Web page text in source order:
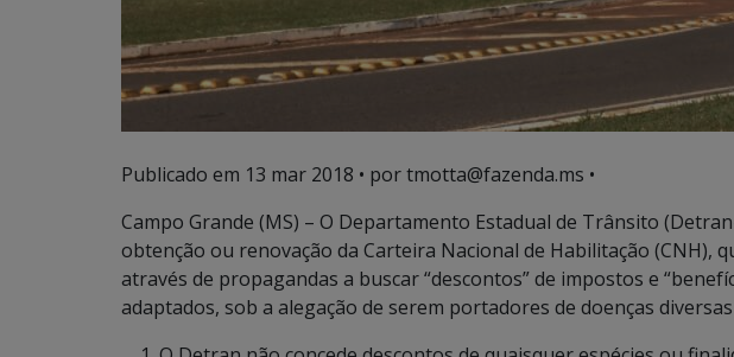
Publicado em 13 mar 2018 • por tmotta@fazenda.ms •
Campo Grande (MS) – O Departamento Estadual de Trânsito
obtenção ou renovação da Carteira Nacional de Habilitação (CNH),
através de propagandas a buscar “descontos” de impostos e
adaptados, sob a alegação de serem portadores de doenças